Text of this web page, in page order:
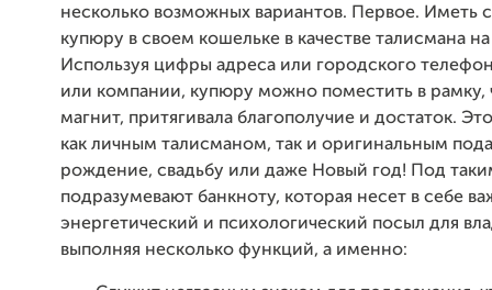
несколько возможных вариантов. Первое. Иметь
купюру в своем кошельке в качестве талисмана
Используя цифры адреса или городского
или компании, купюру можно поместить в рамку,
магнит, притягивала благополучие и достаток.
как личным талисманом, так и оригинальным
рождение, свадьбу или даже Новый год! Под
подразумевают банкноту, которая несет в себе
энергетический и психологический посыл для
выполняя несколько функций, а именно: